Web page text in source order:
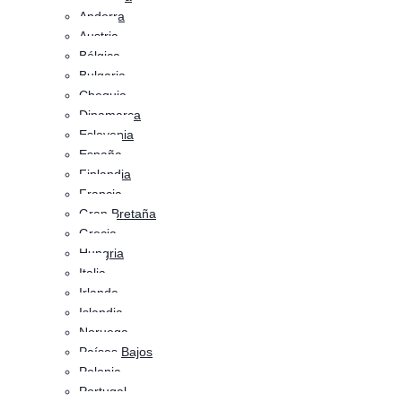
Andorra
Austria
Bélgica
Bulgaria
Chequia
Dinamarca
Eslovenia
España
Finlandia
Francia
Gran Bretaña
Grecia
Hungria
Italia
Irlanda
Islandia
Noruega
Países Bajos
Polonia
Portugal